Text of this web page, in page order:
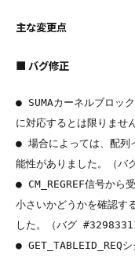
主な変更点
■ バグ修正
● SUMAカーネルブロッ
に対応するとは限りませ
● 場合によっては、配列
能性がありました。（バ
● CM_REGREF信号から
小さいかどうかを確認
した。（バグ
● GET_TABLEID_REQ